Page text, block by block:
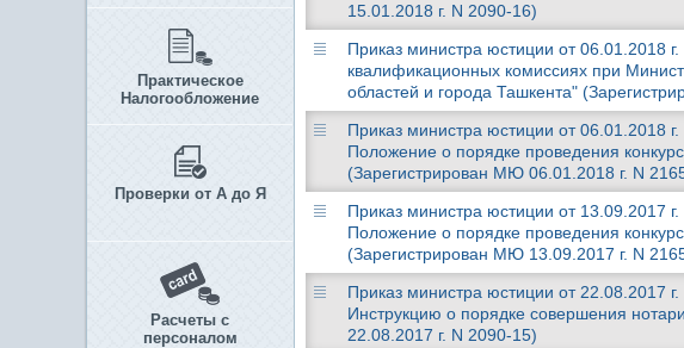
Практическое
Налогообложение
Проверки от А до Я
Расчеты с
персоналом
15.01.2018 г. N 2090-16)
Приказ министра юстиции от 06.01.2018
квалификационных комиссиях при
областей и города Ташкента"
Приказ министра юстиции от 06.01.2018
Положение о порядке проведения
(Зарегистрирован МЮ 06.01.2018 г. N
Приказ министра юстиции от 13.09.2017
Положение о порядке проведения
(Зарегистрирован МЮ 13.09.2017 г. N
Приказ министра юстиции от 22.08.2017
Инструкцию о порядке совершения
22.08.2017 г. N 2090-15)